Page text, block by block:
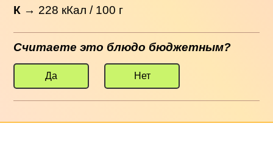
К → 228 кКал / 100 г
Считаете это блюдо бюджетным?
Да Нет